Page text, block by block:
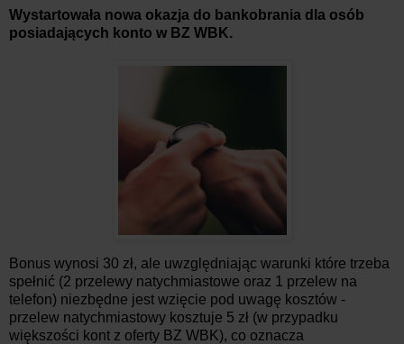
Wystartowała nowa okazja do bankobrania dla osób
posiadających konto w BZ WBK.
Bonus wynosi 30 zł, ale uwzględniając warunki które trzeba
spełnić (2 przelewy natychmiastowe oraz 1 przelew na
telefon) niezbędne jest wzięcie pod uwagę kosztów -
przelew natychmiastowy kosztuje 5 zł (w przypadku
większości kont z oferty BZ WBK), co oznacza